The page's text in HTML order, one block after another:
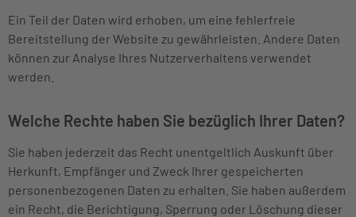
Ein Teil der Daten wird erhoben, um eine fehlerfreie
Bereitstellung der Website zu gewährleisten. Andere Daten
können zur Analyse Ihres Nutzerverhaltens verwendet
werden.
Welche Rechte haben Sie bezüglich Ihrer Daten?
Sie haben jederzeit das Recht unentgeltlich Auskunft über
Herkunft, Empfänger und Zweck Ihrer gespeicherten
personenbezogenen Daten zu erhalten. Sie haben außerdem
ein Recht, die Berichtigung, Sperrung oder Löschung dieser